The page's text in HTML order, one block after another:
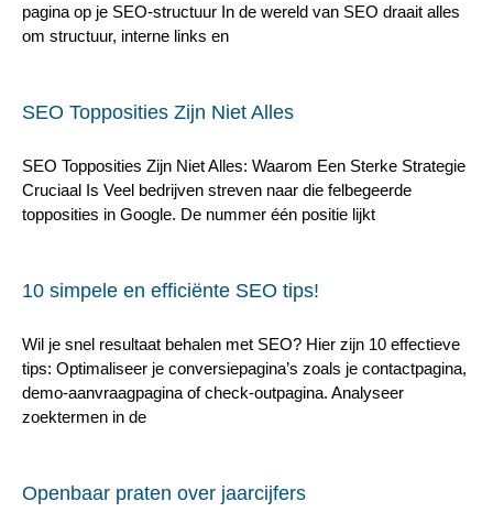
pagina op je SEO-structuur In de wereld van SEO draait alles
om structuur, interne links en
SEO Topposities Zijn Niet Alles
SEO Topposities Zijn Niet Alles: Waarom Een Sterke Strategie
Cruciaal Is Veel bedrijven streven naar die felbegeerde
topposities in Google. De nummer één positie lijkt
10 simpele en efficiënte SEO tips!
Wil je snel resultaat behalen met SEO? Hier zijn 10 effectieve
tips: Optimaliseer je conversiepagina’s zoals je contactpagina,
demo-aanvraagpagina of check-outpagina. Analyseer
zoektermen in de
Openbaar praten over jaarcijfers